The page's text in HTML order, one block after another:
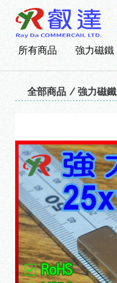
所有商品 強力磁鐵
全部商品 強力磁鐵